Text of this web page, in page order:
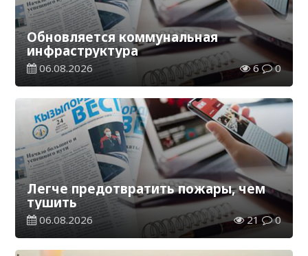
Обновляется коммунальная
инфраструктура
06.08.2026 6 0
Легче предотвратить пожары, чем
тушить
06.08.2026 21 0